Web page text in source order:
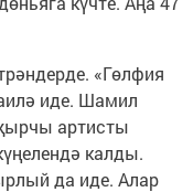
«Гөлфия
иде. Шамил
артисты
калды.
да иде. Алар